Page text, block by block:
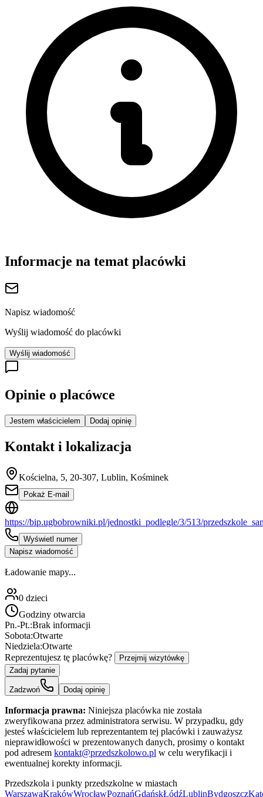
Informacje na temat placówki
Napisz wiadomość
Wyślij wiadomość do placówki
Wyślij wiadomość
Opinie o placówce
Jestem właścicielem Dodaj opinię
Kontakt i lokalizacja
Kościelna, 5, 20-307, Lublin, Kośminek
Pokaż E-mail
https://bip.ugbobrowniki.pl/jednostki_podlegle/3/513/
Wyświetl numer
Napisz wiadomość
Ładowanie mapy...
0 dzieci
Godziny otwarcia
Pn.-Pt.:Brak informacji
Sobota:Otwarte
Niedziela:Otwarte
Reprezentujesz tę placówkę?
Przejmij wizytówkę
Zadaj pytanie
Zadzwoń Dodaj opinię
Informacja prawna: Niniejsza placówka nie została
zweryfikowana przez administratora serwisu. W przypadku, gdy
jesteś właścicielem lub reprezentantem tej placówki i zauważysz
nieprawidłowości w prezentowanych danych, prosimy o kontakt
pod adresem kontakt@przedszkolowo.pl w celu weryfikacji i
ewentualnej korekty informacji.
Przedszkola i punkty przedszkolne w miastach
WarszawaKrakówWrocławPoznańGdańskŁódźLublinBydgoszcz